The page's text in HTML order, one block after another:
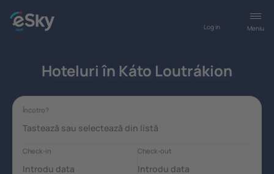
Meniu
Log in
Hoteluri în Káto Loutrákion